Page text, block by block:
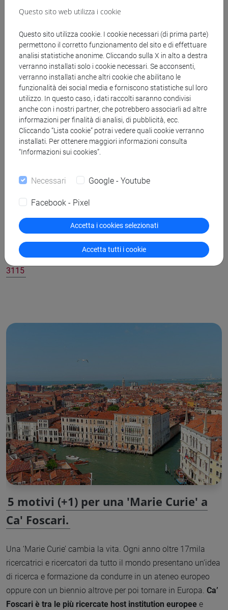
Scoperta a Palazzo Pitti: né persiano,
né turco, né europeo, l'origine del
tappeto è cinese
Uno studio scientifico, firmato dalla storica dell’arte Ilenia
Pittui (Ca’ Foscari) e recentemente pubblicato sulla rivista
Kervan – International Journal of Afro-Asiatic Studies,
conservato a Palazzo Pitti, chiarendone definitivamente
provenienza e datazione. Con il supporto di indagini
diagnostiche e d’archivio, la ricerca riconduce la manifattura
alla Cina e ne conferma la datazione al XVII secolo,
riportando alla luce dei caratteri dorati inediti dipinti sul retro
in prossimità delle
cimosehttps://ojs.unito.it/index.php/kervan/article/view/1
3115
5 motivi (+1) per una 'Marie Curie' a
Ca' Foscari.
Una ‘Marie Curie’ cambia la vita. Ogni anno oltre 17mila
ricercatrici e ricercatori da tutto il mondo presentano un’idea
di ricerca e formazione da condurre in un ateneo europeo
oppure con un biennio altrove per poi tornare in Europa. Ca’
Foscari è tra le più ricercate host institution europee e
Questo sito web utilizza i cookie
Questo sito utilizza cookie. I cookie necessari (di prima parte)
permettono il corretto funzionamento del sito e di effettuare
analisi statistiche anonime. Cliccando sulla X in alto a destra
verranno installati solo i cookie necessari. Se acconsenti,
verranno installati anche altri cookie che abilitano le
funzionalità dei social media e forniscono statistiche sul loro
utilizzo. In questo caso, i dati raccolti saranno condivisi
anche con i nostri partner, che potrebbero associarli ad altre
informazioni per finalità di analisi, di pubblicità, ecc.
Cliccando “Lista cookie” potrai vedere quali cookie verranno
installati. Per ottenere maggiori informazioni consulta
“Informazioni sui cookies”.
Necessari Google - Youtube
Facebook - Pixel
Accetta i cookies selezionati
Accetta tutti i cookie